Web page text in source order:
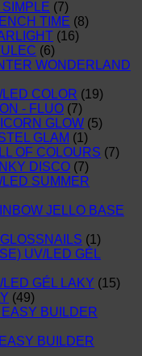
(7)
TIME (8)
(16)
(6)
WONDERLAND
COLOR (19)
- FLUO (7)
GLOW (5)
GLAM (1)
OF COLOURS (7)
DISCO (7)
SUMMER
JELLO BASE
(1)
UV/LED GÉL
GÉL LAKY (15)
(49)
BUILDER
BUILDER